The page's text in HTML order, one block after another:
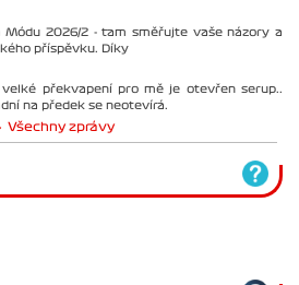
2026/2 - tam směřujte vaše názory a
příspěvku. Díky
překvapení pro mě je otevřen serup..
na předek se neotevírá.
Všechny zprávy